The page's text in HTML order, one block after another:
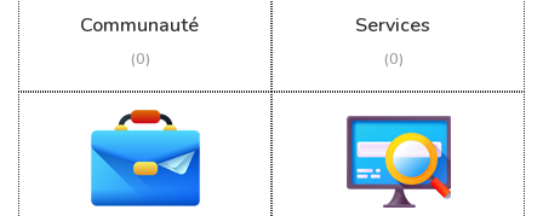
Communauté
(0)
Services
(0)